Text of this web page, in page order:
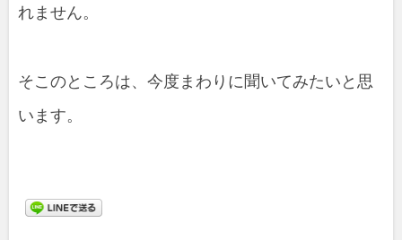
れません。
そこのところは、今度まわりに聞いてみたいと思
います。